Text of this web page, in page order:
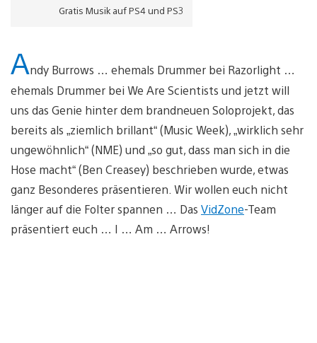
Gratis Musik auf PS4 und PS3
Andy Burrows … ehemals Drummer bei Razorlight …
ehemals Drummer bei We Are Scientists und jetzt will
uns das Genie hinter dem brandneuen Soloprojekt, das
bereits als „ziemlich brillant“ (Music Week), „wirklich sehr
ungewöhnlich“ (NME) und „so gut, dass man sich in die
Hose macht“ (Ben Creasey) beschrieben wurde, etwas
ganz Besonderes präsentieren. Wir wollen euch nicht
länger auf die Folter spannen … Das VidZone-Team
präsentiert euch … I … Am … Arrows!